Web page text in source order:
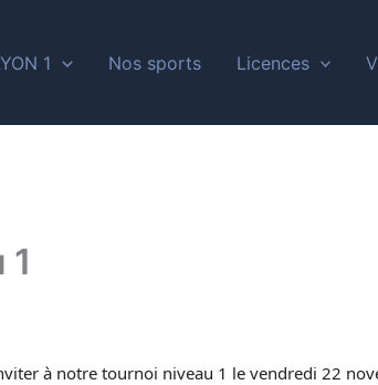
1 Nos sports Licences
à notre tournoi niveau 1 le vendredi 22